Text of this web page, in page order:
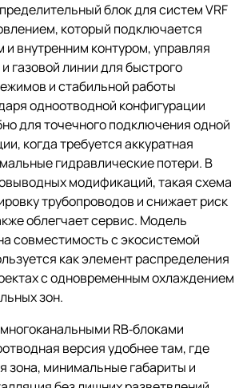
блок для систем VRF
который подключается
внутренним контуром, управляя
газовой линии для быстрого
и стабильной работы
одноотводной конфигурации
для точечного подключения одной
когда требуется аккуратная
гидравлические потери. В
модификаций, такая схема
трубопроводов и снижает риск
облегчает сервис. Модель
совместимость с экосистемой
как элемент распределения
с одновременным охлаждением
зон.
RB‑блоками
версия удобнее там, где
зона, минимальные габариты и